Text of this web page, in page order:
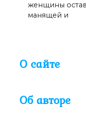
женщины
манящей и
О сайте
Об авторе